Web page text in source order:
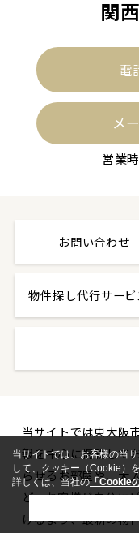
関
電
メ
営業
お問い合わせ
物件探し代行サービ
当サイトでは東大阪
報を中心に掲載して
らせるお部屋や、大
ど、お客様が自分に
けるよう、最新の物
当サイトでは、お客様の当
して、クッキー（Cookie）
詳しくは、当社の「Cookie